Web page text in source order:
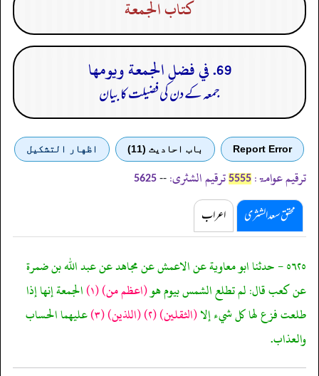
كتاب الجمعة
69. في فضل الجمعة ويومها
جمعہ کے دن کی فضیلت کا بیان
Report Error باب احادیث (11) اظهار التشكيل
ترقیم عوامۃ: 5555 ترقیم الشثری: --
5625
محقق سعد الشثری اعراب
٥٦٢٥ - حدثنا ابو معاوية عن الاعمش عن مجاهد عن عبد الله بن ضمرة
عن كعب قال: لم تطلع الشمس بيوم هو(اعظم من)(١) الجمعة إنها إذا
طلعت فزع لها كل شيء إلا(الثقلين)(٢) (اللذين)(٣) عليهما الحساب
والعذاب.